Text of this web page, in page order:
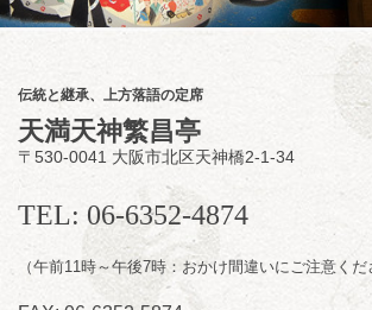
笑福亭智之介「昭和任侠伝」
／桂力造「桃太郎」「本膳」
開演：午前10時（9時30分 開場
前売2,000円 当日 2,500円
お問合せ：智之介・力造 二人
7762-6268
伝統と継承、上方落語の定席
天満天神繁昌亭
〒530-0041 大阪市北区天神橋2-1-34
TEL: 06-6352-4874
（午前11時～午後7時：おかけ間違いにご注